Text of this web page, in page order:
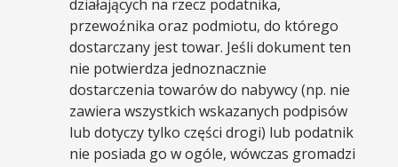
działających na rzecz podatnika,
przewoźnika oraz podmiotu, do którego
dostarczany jest towar. Jeśli dokument ten
nie potwierdza jednoznacznie
dostarczenia towarów do nabywcy (np. nie
zawiera wszystkich wskazanych podpisów
lub dotyczy tylko części drogi) lub podatnik
nie posiada go w ogóle, wówczas gromadzi